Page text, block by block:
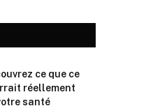
ce que ce
réellement
santé